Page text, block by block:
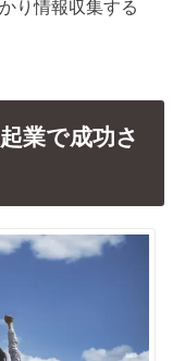
り情報収集する
業で成功さ